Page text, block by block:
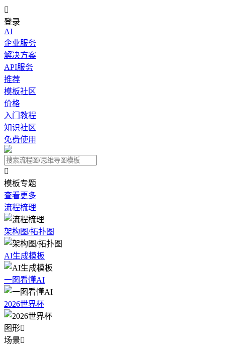

登录
AI
企业服务
解决方案
API服务
推荐
模板社区
价格
入门教程
知识社区
免费使用

模板专题
查看更多
流程梳理
架构图/拓扑图
AI生成模板
一图看懂AI
2026世界杯
图形
场景